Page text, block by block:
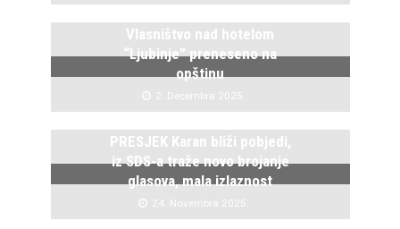
Vlasništvo nad hotelom
“Ljubinje” preneseno na
opštinu
2. Decembra 2025.
PRESJEK Karan bliži pobjedi,
iz SDS-a traže novo brojanje
glasova, mala izlaznost
24. Novembra 2025.